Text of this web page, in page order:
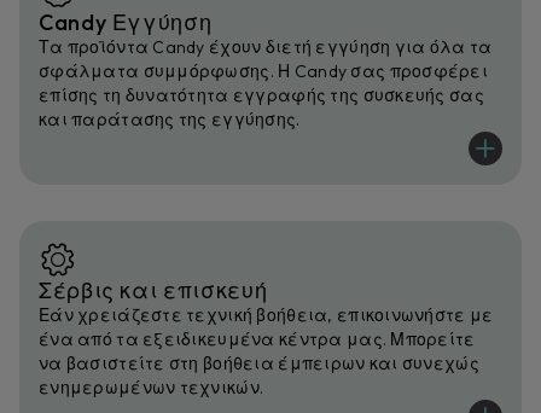
Candy Εγγύηση
Τα προϊόντα Candy έχουν διετή εγγύηση για όλα τα
σφάλματα συμμόρφωσης. Η Candy σας προσφέρει
επίσης τη δυνατότητα εγγραφής της συσκευής σας
και παράτασης της εγγύησης.
Σέρβις και επισκευή
Εάν χρειάζεστε τεχνική βοήθεια, επικοινωνήστε με
ένα από τα εξειδικευμένα κέντρα μας. Μπορείτε
να βασιστείτε στη βοήθεια έμπειρων και συνεχώς
ενημερωμένων τεχνικών.